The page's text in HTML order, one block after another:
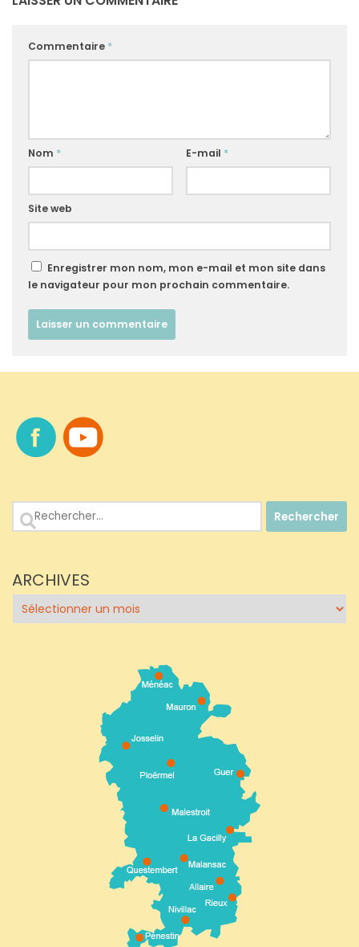
Commentaire *
Nom * E-mail *
Site web
Enregistrer mon nom, mon e-mail et mon site dans
le navigateur pour mon prochain commentaire.
Rechercher :
ARCHIVES
Archives